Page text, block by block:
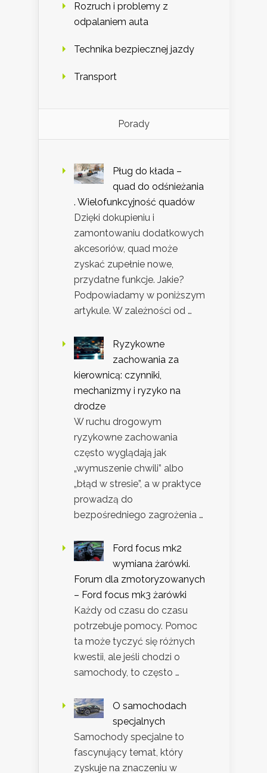
Rozruch i problemy z
odpalaniem auta
Technika bezpiecznej jazdy
Transport
Porady
Pług do kłada –
quad do odśnieżania
. Wielofunkcyjność quadów
Dzięki dokupieniu i
zamontowaniu dodatkowych
akcesoriów, quad może
zyskać zupełnie nowe,
przydatne funkcje. Jakie?
Podpowiadamy w poniższym
artykule. W zależności od …
Ryzykowne
zachowania za
kierownicą: czynniki,
mechanizmy i ryzyko na
drodze
W ruchu drogowym
ryzykowne zachowania
często wyglądają jak
„wymuszenie chwili” albo
„błąd w stresie”, a w praktyce
prowadzą do
bezpośredniego zagrożenia …
Ford focus mk2
wymiana żarówki.
Forum dla zmotoryzowanych
– Ford focus mk3 żarówki
Każdy od czasu do czasu
potrzebuje pomocy. Pomoc
ta może tyczyć się różnych
kwestii, ale jeśli chodzi o
samochody, to często …
O samochodach
specjalnych
Samochody specjalne to
fascynujący temat, który
zyskuje na znaczeniu w